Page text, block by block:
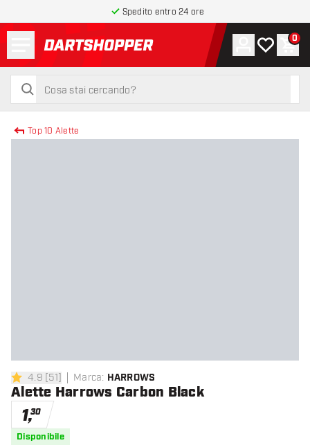
Spedito entro 24 ore
torna alla home page
cerca
cerca
Account
La mia0
Top 10 Alette
4.9 stelle di valutazione
4.9 [51] Marca: HARROWS
Alette Harrows Carbon Black
1,30
Disponibile